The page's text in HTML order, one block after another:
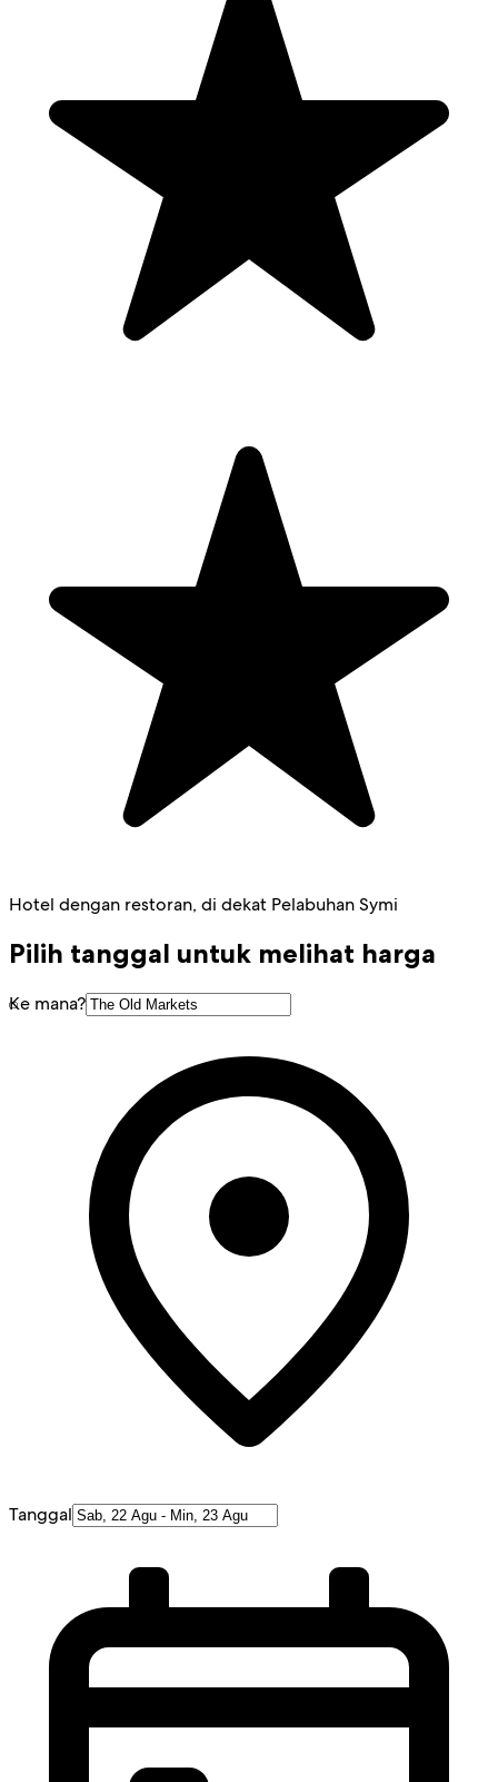
Hotel dengan restoran, di dekat Pelabuhan Symi
Pilih tanggal untuk melihat harga
Ke mana?
Tanggal